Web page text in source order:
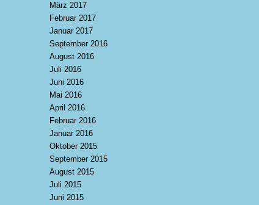
März 2017
Februar 2017
Januar 2017
September 2016
August 2016
Juli 2016
Juni 2016
Mai 2016
April 2016
Februar 2016
Januar 2016
Oktober 2015
September 2015
August 2015
Juli 2015
Juni 2015